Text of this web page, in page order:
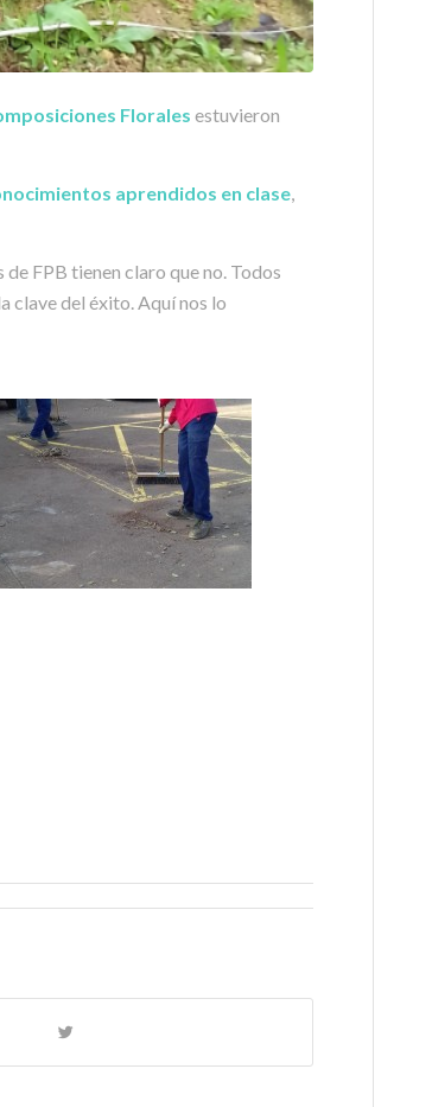
Florales estuvieron
aprendidos en clase,
de FPB tienen claro que no. Todos
clave del éxito. Aquí nos lo